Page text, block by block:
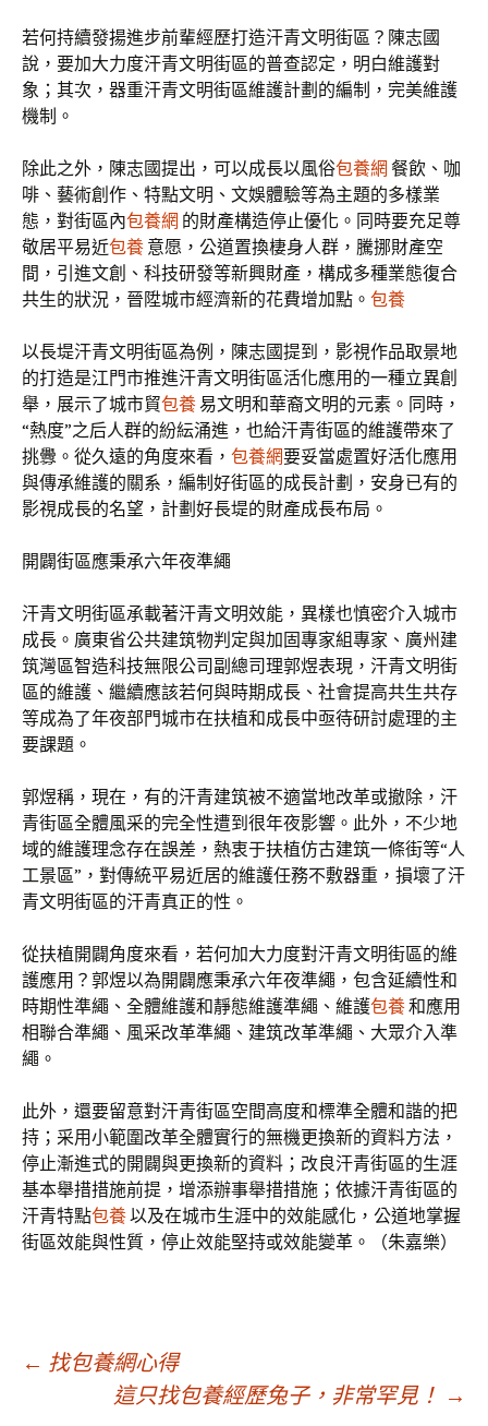
若何持續發揚進步前輩經歷打造汗青文明街區？陳志國
說，要加大力度汗青文明街區的普查認定，明白維護對
象；其次，器重汗青文明街區維護計劃的編制，完美維護
機制。
除此之外，陳志國提出，可以成長以風俗包養網 餐飲、咖
啡、藝術創作、特點文明、文娛體驗等為主題的多樣業
態，對街區內包養網 的財產構造停止優化。同時要充足尊
敬居平易近包養 意愿，公道置換棲身人群，騰挪財產空
間，引進文創、科技研發等新興財產，構成多種業態復合
共生的狀況，晉陞城市經濟新的花費增加點。 包養
以長堤汗青文明街區為例，陳志國提到，影視作品取景地
的打造是江門市推進汗青文明街區活化應用的一種立異創
舉，展示了城市貿包養易文明和華裔文明的元素。同時，
“熱度”之后人群的紛紜涌進，也給汗青街區的維護帶來了
挑釁。從久遠的角度來看， 包養網要妥當處置好活化應用
與傳承維護的關系，編制好街區的成長計劃，安身已有的
影視成長的名望，計劃好長堤的財產成長布局。
開闢街區應秉承六年夜準繩
汗青文明街區承載著汗青文明效能，異樣也慎密介入城市
成長。廣東省公共建筑物判定與加固專家組專家、廣州建
筑灣區智造科技無限公司副總司理郭煜表現，汗青文明街
區的維護、繼續應該若何與時期成長、社會提高共生共存
等成為了年夜部門城市在扶植和成長中亟待研討處理的主
要課題。
郭煜稱，現在，有的汗青建筑被不適當地改革或撤除，汗
青街區全體風采的完全性遭到很年夜影響。此外，不少地
域的維護理念存在誤差，熱衷于扶植仿古建筑一條街等“人
工景區”，對傳統平易近居的維護任務不敷器重，損壞了汗
青文明街區的汗青真正的性。
從扶植開闢角度來看，若何加大力度對汗青文明街區的維
護應用？郭煜以為開闢應秉承六年夜準繩，包含延續性和
時期性準繩、全體維護和靜態維護準繩、維護包養和應用
相聯合準繩、風采改革準繩、建筑改革準繩、大眾介入準
繩。
此外，還要留意對汗青街區空間高度和標準全體和諧的把
持；采用小範圍改革全體實行的無機更換新的資料方法，
停止漸進式的開闢與更換新的資料；改良汗青街區的生涯
基本舉措措施前提，增添辦事舉措措施；依據汗青街區的
汗青特點包養以及在城市生涯中的效能感化，公道地掌握
街區效能與性質，停止效能堅持或效能變革。（朱嘉樂）
文
← 找包養網心得
這只找包養經歷兔子，非常罕見！ →